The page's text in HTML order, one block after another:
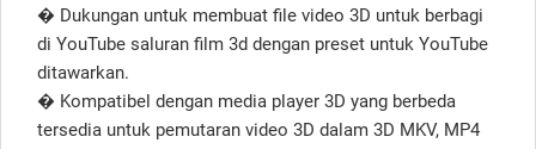
� Dukungan untuk membuat file video 3D untuk berbagi
di YouTube saluran film 3d dengan preset untuk YouTube
ditawarkan.
� Kompatibel dengan media player 3D yang berbeda
tersedia untuk pemutaran video 3D dalam 3D MKV, MP4